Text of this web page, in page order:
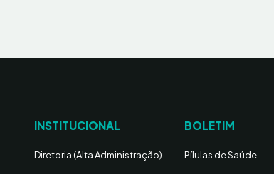
INSTITUCIONAL
Diretoria (Alta Administração)
BOLETIM
Pílulas de Saúde